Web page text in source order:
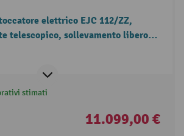
elettrico EJC 112/ZZ,
telescopico, sollevamento libero,
stimati
11.099,00 €